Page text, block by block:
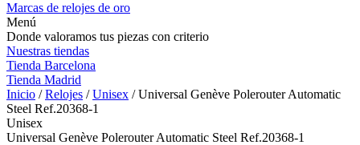
Marcas de relojes de oro
Menú
Donde valoramos tus piezas con criterio
Nuestras tiendas
Tienda Barcelona
Tienda Madrid
Inicio /Relojes /Unisex / Universal Genève Polerouter Automatic
Steel Ref.20368-1
Unisex
Universal Genève Polerouter Automatic Steel Ref.20368-1